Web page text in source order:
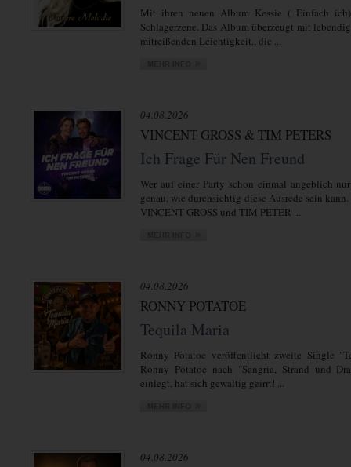
Mit ihren neuen Album Kessie ( Einfach
Schlagerzene. Das Album überzeugt mit
mitreißenden Leichtigkeit., die ...
04.08.2026
VINCENT GROSS & TIM PETERS
Ich Frage Für Nen Freund
Wer auf einer Party schon einmal angeblich
genau, wie durchsichtig diese Ausrede sein
VINCENT GROSS und TIM PETER ...
04.08.2026
RONNY POTATOE
Tequila Maria
Ronny Potatoe veröffentlicht zweite Single
Ronny Potatoe nach "Sangria, Strand und
einlegt, hat sich gewaltig geirrt! ...
04.08.2026